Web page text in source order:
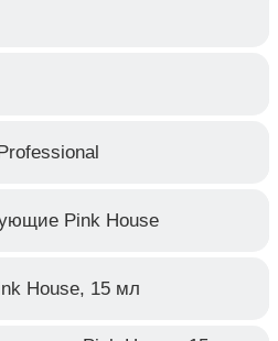
Pink House
House, 15 мл